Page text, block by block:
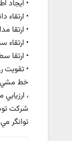
• ایجاد
•
• ارتقا
•
• ارتقا
• تقویت
خط مشي
،
شركت
توانگر